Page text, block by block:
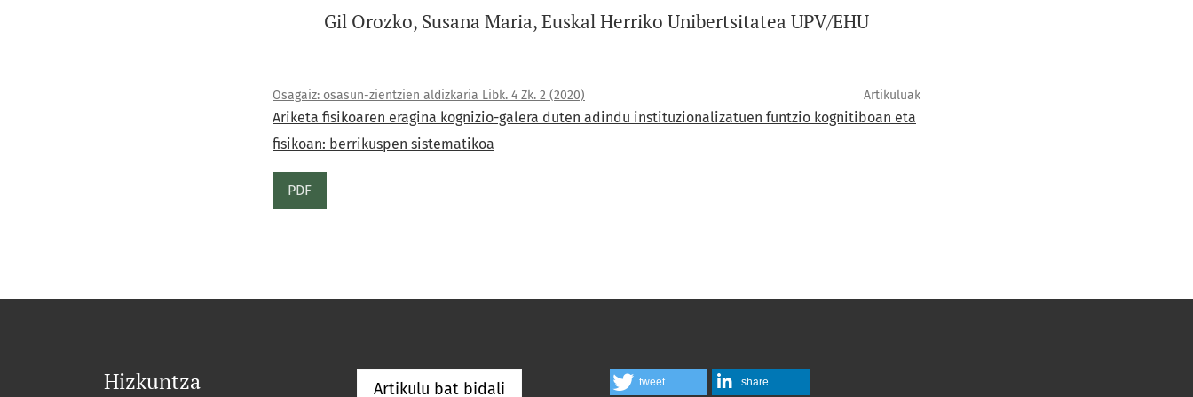
Gil Orozko, Susana Maria, Euskal Herriko Unibertsitatea UPV/EHU
Osagaiz: osasun-zientzien aldizkaria Libk. 4 Zk. 2 (2020) Artikuluak
Ariketa fisikoaren eragina kognizio-galera duten adindu instituzionalizatuen funtzio kognitiboan eta
fisikoan: berrikuspen sistematikoa
PDF
Hizkuntza Artikulu bat bidali tweet share